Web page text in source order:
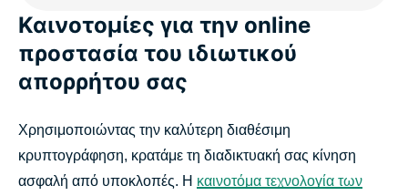
Καινοτομίες για την online
προστασία του ιδιωτικού
απορρήτου σας
Χρησιμοποιώντας την καλύτερη διαθέσιμη
κρυπτογράφηση, κρατάμε τη διαδικτυακή σας κίνηση
ασφαλή από υποκλοπές. Η καινοτόμα τεχνολογία των